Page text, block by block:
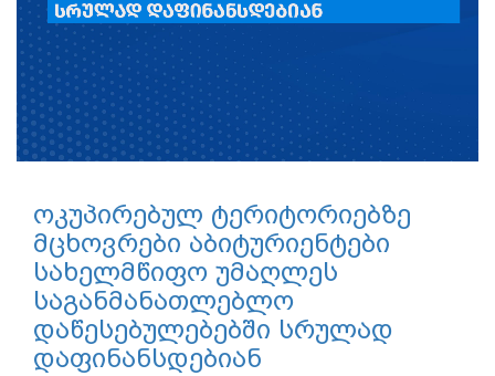
ოკუპირებულ ტერიტორიებზე
მცხოვრები აბიტურიენტები
სახელმწიფო უმაღლეს
საგანმანათლებლო
დაწესებულებებში სრულად
დაფინანსდებიან